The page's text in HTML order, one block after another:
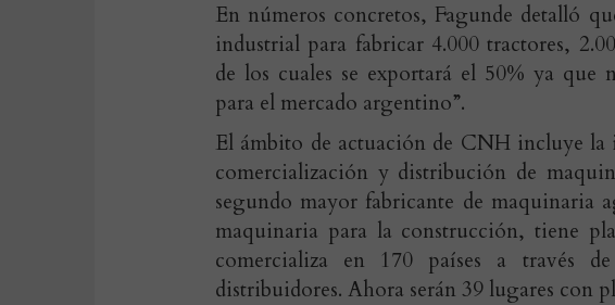
En números concretos, Fagunde detalló
industrial para fabricar 4.000 tractores,
de los cuales se exportará el 50% ya que
para el mercado argentino”.
El ámbito de actuación de CNH incluye
comercialización y distribución de
segundo mayor fabricante de maquinaria
maquinaria para la construcción, tiene
comercializa en 170 países a través
distribuidores. Ahora serán 39 lugares con